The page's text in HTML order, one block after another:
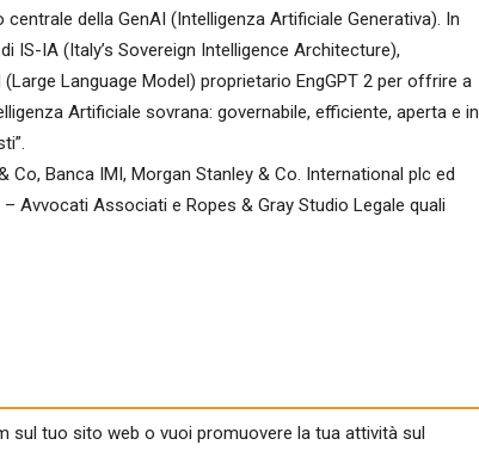
della GenAI (Intelligenza Artificiale Generativa). In
IS-IA (Italy’s Sovereign Intelligence Architecture),
Language Model) proprietario EngGPT 2 per offrire a
Artificiale sovrana: governabile, efficiente, aperta e in
Banca IMI, Morgan Stanley & Co. International plc ed
Avvocati Associati e Ropes & Gray Studio Legale quali
sul tuo sito web o vuoi promuovere la tua attività sul